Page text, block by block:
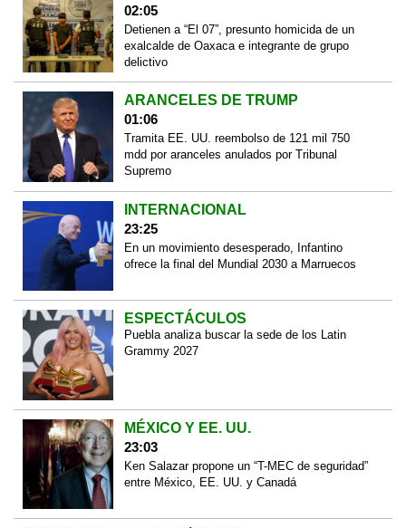
02:05
Detienen a “El 07”, presunto homicida de un
exalcalde de Oaxaca e integrante de grupo
delictivo
ARANCELES DE TRUMP
01:06
Tramita EE. UU. reembolso de 121 mil 750
mdd por aranceles anulados por Tribunal
Supremo
INTERNACIONAL
23:25
En un movimiento desesperado, Infantino
ofrece la final del Mundial 2030 a Marruecos
ESPECTÁCULOS
Puebla analiza buscar la sede de los Latin
Grammy 2027
MÉXICO Y EE. UU.
23:03
Ken Salazar propone un “T-MEC de seguridad”
entre México, EE. UU. y Canadá